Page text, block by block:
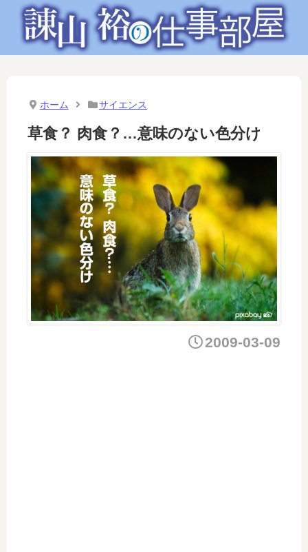
ホーム サイエンス
草食？ 肉食？…意味のない色分け
2009-03-09